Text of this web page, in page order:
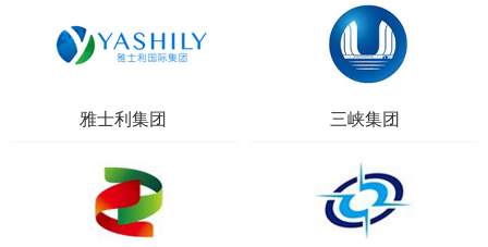
雅士利集团 三峡集团